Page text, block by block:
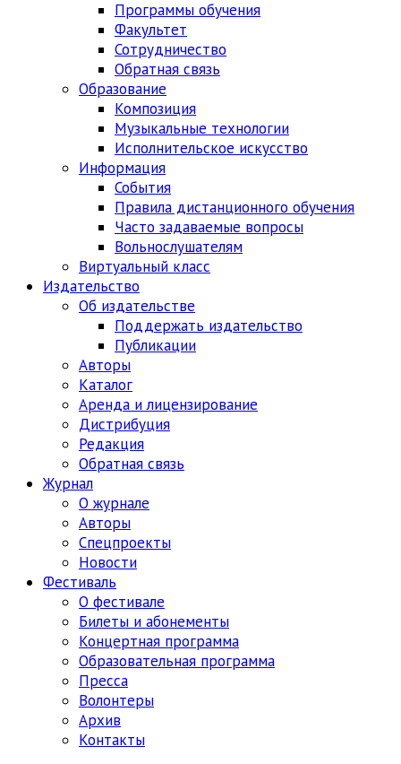
Программы обучения
Факультет
Сотрудничество
Обратная связь
Образование
Композиция
Музыкальные технологии
Исполнительское искусство
Информация
События
Правила дистанционного обучения
Часто задаваемые вопросы
Вольнослушателям
Виртуальный класс
Издательство
Об издательстве
Поддержать издательство
Публикации
Авторы
Каталог
Аренда и лицензирование
Дистрибуция
Редакция
Обратная связь
Журнал
О журнале
Авторы
Спецпроекты
Новости
Фестиваль
О фестивале
Билеты и абонементы
Концертная программа
Образовательная программа
Пресса
Волонтеры
Архив
Контакты